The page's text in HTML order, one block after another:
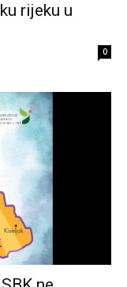
rijeku u
0